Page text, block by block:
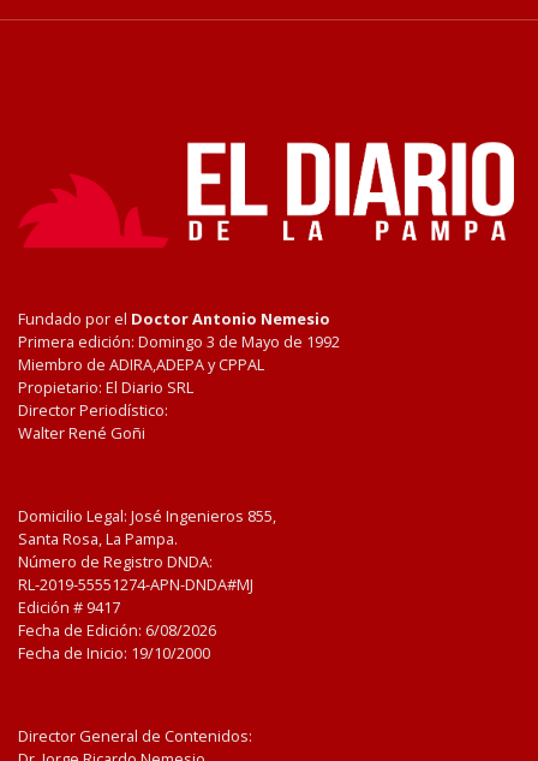
Fundado por el Doctor Antonio Nemesio
Primera edición: Domingo 3 de Mayo de 1992
Miembro de ADIRA,ADEPA y CPPAL
Propietario: El Diario SRL
Director Periodístico:
Walter René Goñi
Domicilio Legal: José Ingenieros 855,
Santa Rosa, La Pampa.
Número de Registro DNDA:
RL-2019-55551274-APN-DNDA#MJ
Edición # 9417
Fecha de Edición: 6/08/2026
Fecha de Inicio: 19/10/2000
Director General de Contenidos: